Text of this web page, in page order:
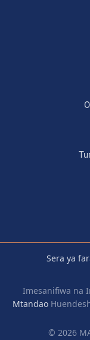
Sera ya
Imesanifiwa na
Mtandao
© 2026